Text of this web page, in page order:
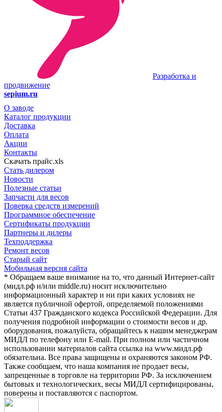
Разработка и
продвижение
sepium.ru
О заводе
Каталог продукции
Доставка
Оплата
Акции
Контакты
Скачать прайс.xls
Стать дилером
Новости
Полезные статьи
Запчасти для весов
Поверка средств измерений
Программное обеспечение
Сертификаты продукции
Партнеры и дилеры
Техподдержка
Ремонт весов
Старый сайт
Мобильная версия сайта
* Обращаем ваше внимание на то, что данный Интернет-сайт
(мидл.рф и/или middle.ru) носит исключительно
информационный характер и ни при каких условиях не
является публичной офертой, определяемой положениями
Статьи 437 Гражданского кодекса Российской Федерации. Для
получения подробной информации о стоимости весов и др.
оборудования, пожалуйста, обращайтесь к нашим менеджерам
МИДЛ по телефону или E-mail. При полном или частичном
использовании материалов сайта ссылка на www.мидл.рф
обязательна. Все права защищены и охраняются законом РФ.
Также сообщаем, что наша компания не продает весы,
запрещенные в торговле на территории РФ. За исключением
бытовых и технологических, весы МИДЛ сертифицированы,
поверены и поставляются с паспортом.